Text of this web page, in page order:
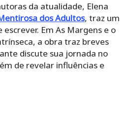
da atualidade, Elena
dos Adultos, traz um
Em As Margens e o
a obra traz breves
discute sua jornada no
de revelar influências e